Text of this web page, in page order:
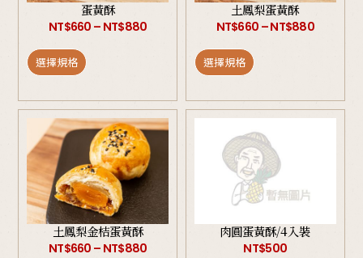
蛋黃酥
NT$660 – NT$880
選擇規格
土鳳梨蛋黃酥
NT$660 –NT$880
選擇規格
土鳳梨金桔蛋黃酥
NT$660 – NT$880
肉圓蛋黃酥/4入裝
NT$500